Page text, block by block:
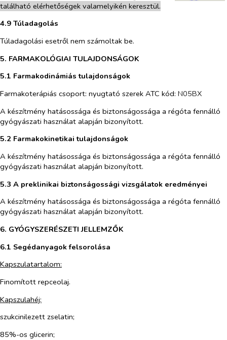
található elérhetőségek valamelyikén keresztül.
4.9 Túladagolás
Túladagolási esetről nem számoltak be.
5. FARMAKOLÓGIAI TULAJDONSÁGOK
5.1 Farmakodinámiás tulajdonságok
Farmakoterápiás csoport: nyugtató szerek ATC kód: N05BX
A készítmény hatásossága és biztonságossága a régóta fennálló
gyógyászati használat alapján bizonyított.
5.2 Farmakokinetikai tulajdonságok
A készítmény hatásossága és biztonságossága a régóta fennálló
gyógyászati használat alapján bizonyított.
5.3 A preklinikai biztonságossági vizsgálatok eredményei
A készítmény hatásossága és biztonságossága a régóta fennálló
gyógyászati használat alapján bizonyított.
6. GYÓGYSZERÉSZETI JELLEMZŐK
6.1 Segédanyagok felsorolása
Kapszulatartalom:
Finomított repceolaj.
Kapszulahéj:
szukcinilezett zselatin;
85%-os glicerin;